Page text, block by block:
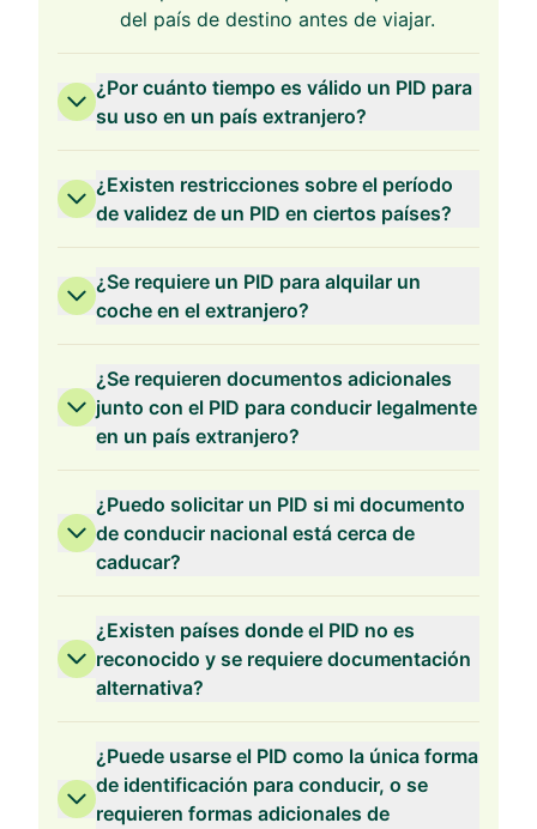
del país de destino antes de viajar.
¿Por cuánto tiempo es válido un PID para
su uso en un país extranjero?
¿Existen restricciones sobre el período
de validez de un PID en ciertos países?
¿Se requiere un PID para alquilar un
coche en el extranjero?
¿Se requieren documentos adicionales
junto con el PID para conducir legalmente
en un país extranjero?
¿Puedo solicitar un PID si mi documento
de conducir nacional está cerca de
caducar?
¿Existen países donde el PID no es
reconocido y se requiere documentación
alternativa?
¿Puede usarse el PID como la única forma
de identificación para conducir, o se
requieren formas adicionales de